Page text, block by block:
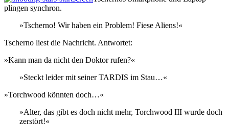
plingen synchron.
»Tscherno! Wir haben ein Problem! Fiese Aliens!«
Tscherno liest die Nachricht. Antwortet:
»Kann man da nicht den Doktor rufen?«
»Steckt leider mit seiner TARDIS im Stau…«
»Torchwood könnten doch…«
»Alter, das gibt es doch nicht mehr, Torchwood III wurde doch
zerstört!«